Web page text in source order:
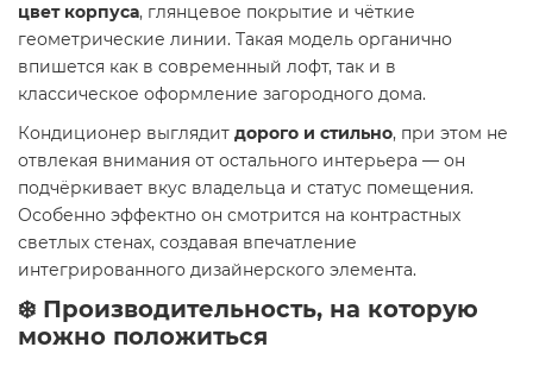
цвет корпуса, глянцевое покрытие и чёткие
геометрические линии. Такая модель органично
впишется как в современный лофт, так и в
классическое оформление загородного дома.
Кондиционер выглядит дорого и стильно, при этом не
отвлекая внимания от остального интерьера — он
подчёркивает вкус владельца и статус помещения.
Особенно эффектно он смотрится на контрастных
светлых стенах, создавая впечатление
интегрированного дизайнерского элемента.
❄️ Производительность, на которую
можно положиться